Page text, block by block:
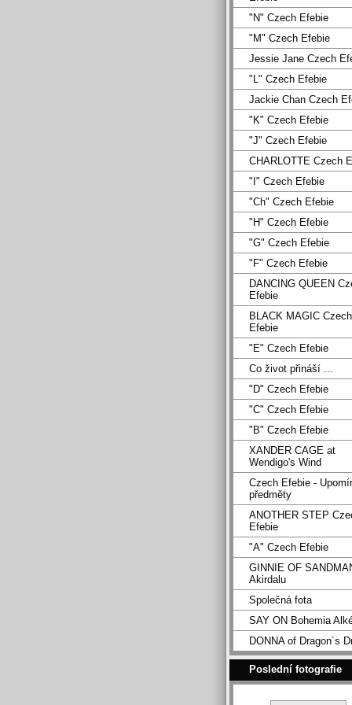
"N" Czech Efebie
"M" Czech Efebie
Jessie Jane Czech
"L" Czech Efebie
Jackie Chan Czech
"K" Czech Efebie
"J" Czech Efebie
CHARLOTTE Czech
"I" Czech Efebie
"Ch" Czech Efebie
"H" Czech Efebie
"G" Czech Efebie
"F" Czech Efebie
DANCING QUEEN
Efebie
BLACK MAGIC Czech
Efebie
"E" Czech Efebie
Co život přináší ...
"D" Czech Efebie
"C" Czech Efebie
"B" Czech Efebie
XANDER CAGE at
Wendigo's Wind
Czech Efebie -
předměty
ANOTHER STEP
Efebie
"A" Czech Efebie
GINNIE OF
Akirdalu
Společná fota
SAY ON Bohemia
DONNA of Dragon´s
Poslední fotografie